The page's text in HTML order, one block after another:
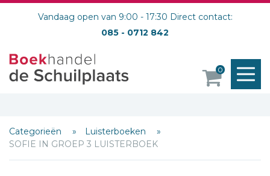
Vandaag open van 9:00 - 17:30 Direct contact:
085 - 0712 842
0
Categorieën
Luisterboeken
SOFIE IN GROEP 3 LUISTERBOEK
Schrijf hieronder je review!